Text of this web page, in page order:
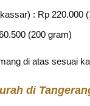
: Rp 220.000
(200 gram)
di atas sesuai
di